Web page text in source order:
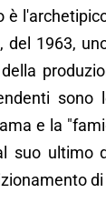
è
, del 1963,
sono
e la
suo ultimo